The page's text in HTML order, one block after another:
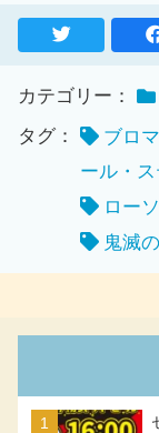
カテゴリー：
タグ：
ブロ
ール・
ロー
鬼滅